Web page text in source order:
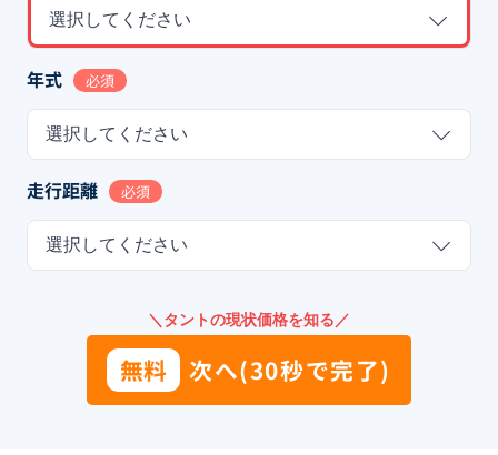
選択してください
年式 必須
選択してください
走行距離 必須
選択してください
＼タントの現状価格を知る／
無料 次へ(30秒で完了)